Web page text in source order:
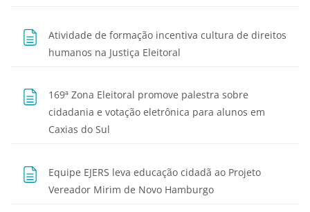
Atividade de formação incentiva cultura de direitos
humanos na Justiça Eleitoral
169ª Zona Eleitoral promove palestra sobre
cidadania e votação eletrônica para alunos em
Caxias do Sul
Equipe EJERS leva educação cidadã ao Projeto
Vereador Mirim de Novo HamburgoPágina